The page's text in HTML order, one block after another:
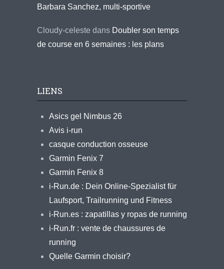
Barbara Sanchez, multi-sportive
Cloudy-celeste dans Doubler son temps
de course en 6 semaines : les plans
LIENS
Asics gel Nimbus 26
Avis i-run
casque conduction osseuse
Garmin Fenix 7
Garmin Fenix 8
i-Run.de : Dein Online-Spezialist für
Laufsport, Trailrunning und Fitness
i-Run.es : zapatillas y ropas de running
i-Run.fr : vente de chaussures de
running
Quelle Garmin choisir?